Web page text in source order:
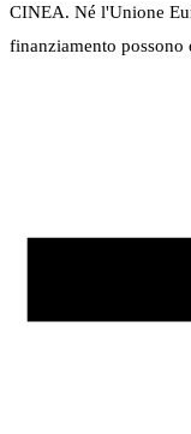
CINEA. Né l'Unione
finanziamento possono